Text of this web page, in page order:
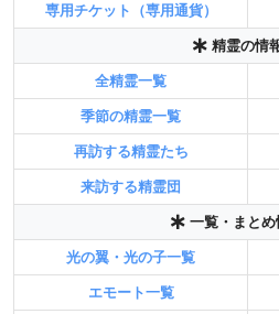
専用チケット（専用通貨）
精霊の情
全精霊一覧
季節の精霊一覧
再訪する精霊たち
来訪する精霊団
一覧・まとめ
光の翼・光の子一覧
エモート一覧